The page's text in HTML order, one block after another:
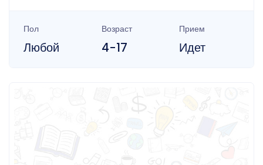
Пол
Любой
Возраст
4-17
Прием
Идет